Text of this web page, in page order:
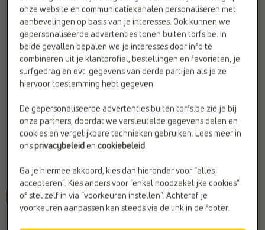
Vorige laagste prijs:
€ 69,96
€
99,95
€
69,96
Merk:Tamaris
Vorige laagste prijs:
€ 66,00120,00
Sluiting:Rits & veter
-45%
CASUAL SNEAKERS
Tamaris
CASUAL SNEAKERS
onze website en communicatiekanalen personaliseren met
aanbevelingen op basis van je interesses. Ook kunnen we
gepersonaliseerde advertenties tonen buiten torfs.be. In
beide gevallen bepalen we je interesses door info te
combineren uit je klantprofiel, bestellingen en favorieten, je
surfgedrag en evt. gegevens van derde partijen als je ze
hiervoor toestemming hebt gegeven.
De gepersonaliseerde advertenties buiten torfs.be zie je bij
onze partners, doordat we versleutelde gegevens delen en
cookies en vergelijkbare technieken gebruiken. Lees meer in
onsprivacybeleidencookiebeleid.
Ga je hiermee akkoord, kies dan hieronder voor “alles
accepteren”. Kies anders voor “enkel noodzakelijke cookies”
of stel zelf in via “voorkeuren instellen”. Achteraf je
voorkeuren aanpassen kan steeds via de link in de footer.